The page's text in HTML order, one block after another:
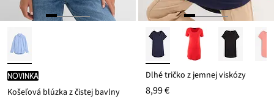
novinka
Košeľová blúzka z čistej bavlny
Dlhé tričko z jemnej viskózy
8,99 €